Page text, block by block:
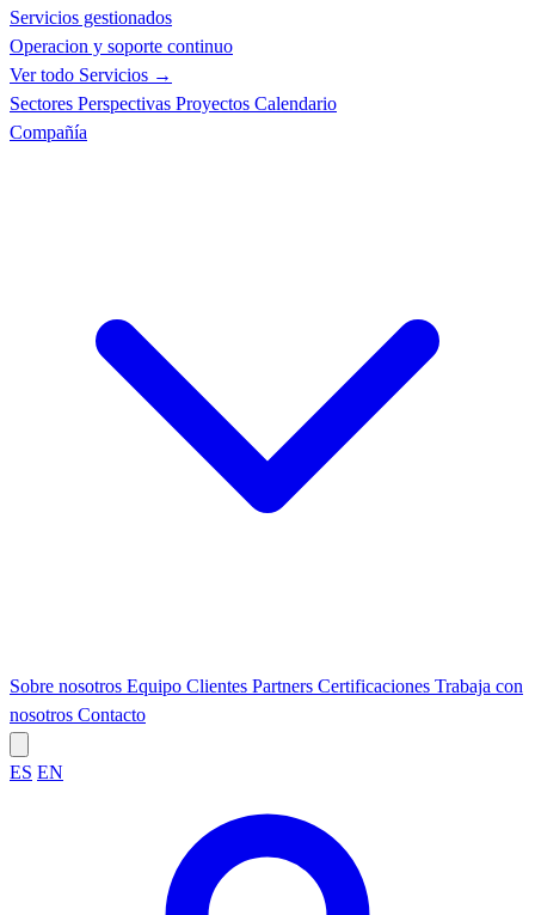
Servicios gestionados
Operacion y soporte continuo
Ver todo Servicios →
Sectores Perspectivas Proyectos Calendario
Compañía
Sobre nosotros Equipo Clientes Partners Certificaciones Trabaja con
nosotros Contacto
ES EN